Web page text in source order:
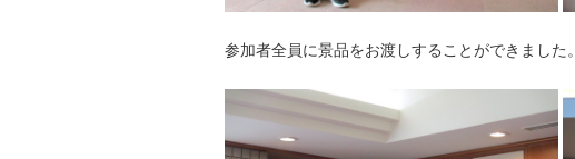
参加者全員に景品をお渡しすることができました。